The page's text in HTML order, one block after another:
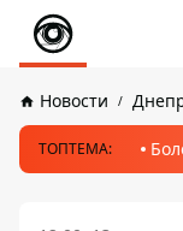
Новости
ТОПТЕМА: